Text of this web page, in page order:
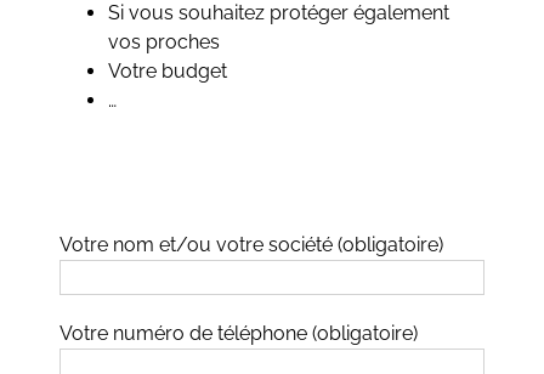
Si vous souhaitez protéger également
vos proches
Votre budget
…
Votre nom et/ou votre société (obligatoire)
Votre numéro de téléphone (obligatoire)